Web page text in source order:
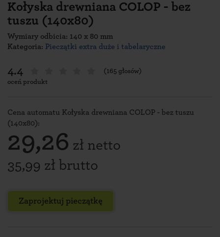
Kołyska drewniana COLOP - bez
tuszu (140x80)
Wymiary odbicia: 140 x 80 mm
Kategoria: Pieczątki extra duże i tabelaryczne
4.4
(165 głosów)
oceń produkt
Cena automatu Kołyska drewniana COLOP - bez tuszu
(140x80):
29,26 zł netto
35,99 zł brutto
Zaprojektuj pieczątkę